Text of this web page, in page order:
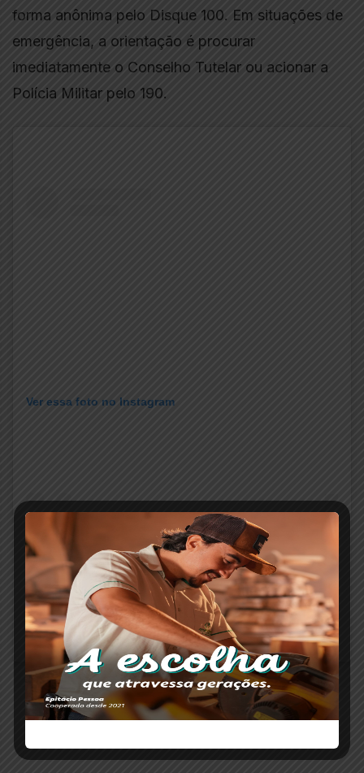
forma anônima pelo Disque 100. Em situações de
emergência, a orientação é procurar
imediatamente o Conselho Tutelar ou acionar a
Polícia Militar pelo 190.
Ver essa foto no Instagram
Um post compartilhado por Paranaíba Agora (@paranaibaagora)
COMPARTILHAR: